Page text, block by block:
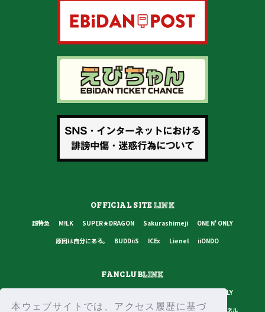
本ウェブサイトでは、アクセス履歴に基づ
OFFICIAL SITELINK
超特急 M!LK SUPER★DRAGON Sakurashimeji
ONE N' ONLY
原因は自分にある。
BUDDiiS ICEx Lienel iiONDO
FANCLUBLINK
ONE N' ONLY
原因は自分にある。
BUDDiiS ICEx Lienel スターダストチャンネル